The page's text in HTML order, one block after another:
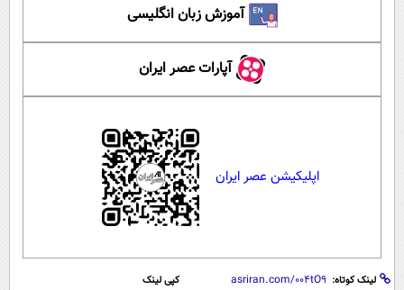
آموزش زبان انگلیسی
آپارات عصر ایران
اپلیکیشن عصر ایران
لینک کوتاه: کپی لینک